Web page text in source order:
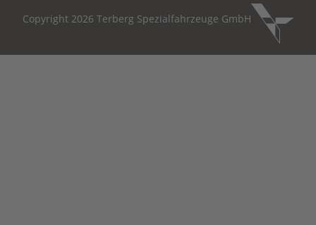
Copyright 2026 Terberg Spezialfahrzeuge GmbH